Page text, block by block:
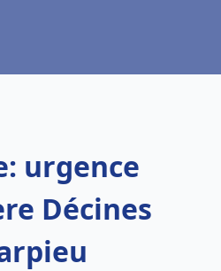
urgence
Décines